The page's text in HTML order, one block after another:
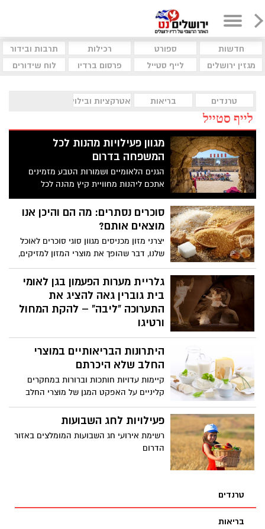
חדשות ספורט רכילות
תרבות ובידור
מגזין ירושלים
לייף סטייל פרסום ברדיו לוח שידורים
טרנדים בריאות אטרקציות ובילוי
לייף סטייל
מגוון פעילויות מהנות לכל
המשפחה בדרום
הגנים הלאומיים ושמורות הטבע מזמינים
אתכם ליהנות מחוויית קיץ מהנה לכל
המשפחה סיורים, תצפיות, הדרכות והפעלות
שיפתחו לכם את חופשת הקיץ לבילוי מהנה
ובלתי נשכח.
סוכרים נסתרים: מה הם והיכן אנו
מוצאים אותם?
יצרני מזון מכניסים מגוון סוגי סוכרים לאוכל
שלנו, דבר שהופך את מוצרי המזון למזיקים,
ממכרים ולריווחים יותר לחברות המזון. חשוב
לדעת מה מכיל המזון שאנחנו צורכים על
בסיס יומי
גלריית מערות הפעמון בגן לאומי
בית גוברין גאה להציג את
התערוכה "ליבה" – להקת המחול
ורטיגו
בערב, בחלליה יוצאי הדופן של מערת
הפעמון, מציגה להקת המחול ורטיגו תערוכת
וידיאו ארט המוקרנת על קירות המערה.
בתערוכה מוצגים קטעים שנלקחו מעבודת
הלהקה, לוקטו וחוברו במיוחד עבור המערה
היתרונות הבריאותיים במוצרי
החלב שלא היכרתם
קיימות עדויות חותכות וברורות במחקרים
קליניים על האפקט המגן של מוצרי החלב
מפני מחלות לב וכלי דם, יתר לחץ דם וסרטן
המעי. קימות מספר עדויות המרמזות על קשר
אלצהיימר, שבץ מוחי, סרטן השד,
פעילויות לחג השבועות
רשימת אירועי חג השבועות המומלצים באזור
הדרום
טרנדים
בריאות